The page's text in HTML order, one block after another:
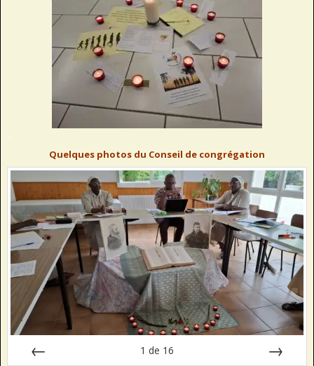
Quelques photos du Conseil de congrégation
1 de 16